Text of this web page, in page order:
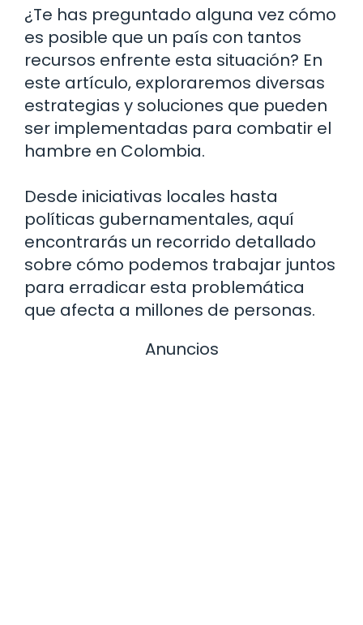
¿Te has preguntado alguna vez cómo
es posible que un país con tantos
recursos enfrente esta situación? En
este artículo, exploraremos diversas
estrategias y soluciones que pueden
ser implementadas para combatir el
hambre en Colombia.
Desde iniciativas locales hasta
políticas gubernamentales, aquí
encontrarás un recorrido detallado
sobre cómo podemos trabajar juntos
para erradicar esta problemática
que afecta a millones de personas.
Anuncios